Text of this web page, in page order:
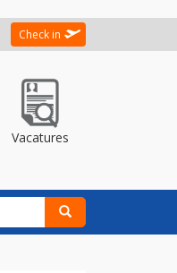
Check in
Vacatures